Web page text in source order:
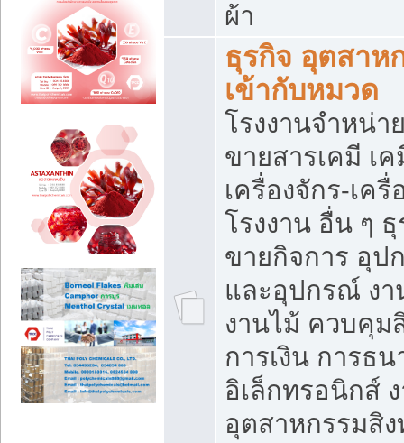
ผ้า
ธุรกิจ อุตสาห
เข้ากับหมวด
โรงงานจำหน่
ขายสารเคมี เ
เครื่องจักร-เค
โรงงาน อื่น ๆ
ขายกิจการ อุป
และอุปกรณ์ ง
งานไม้ ควบคุม
การเงิน การธ
อิเล็กทรอนิกส์
อุตสาหกรรมสิ